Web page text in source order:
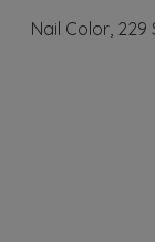
Nail Color, 229